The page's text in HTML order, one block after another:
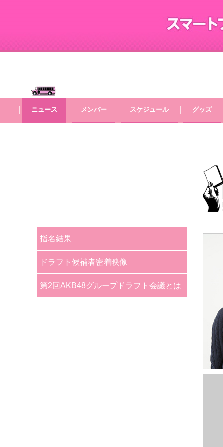
ニュース
ニュース メンバー
メンバー スケジュール
スケジュール グッズ
グッズ
指名結果
ドラフト候補者密着映像
第2回AKB48グループドラフト会議とは